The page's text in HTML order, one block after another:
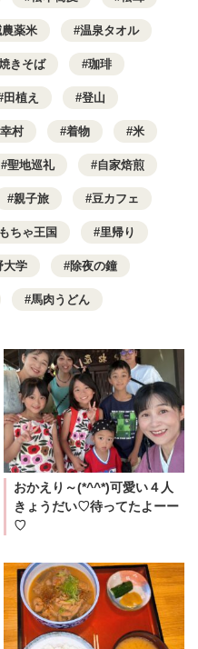
薬米 温泉タオル
きそば 珈琲
田植え 登山
村 着物 米
聖地巡礼 自家焙煎
親子旅 豆カフェ
ちゃ王国 里帰り
大学 除夜の鐘
馬肉うどん
おかえり～(*^^*)可愛い４人
きょうだい♡待ってたよーー
♡